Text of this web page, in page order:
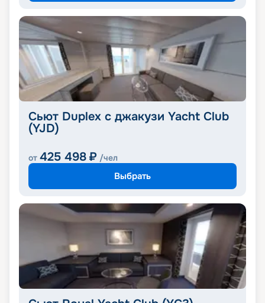
Сьют Duplex с джакузи Yacht Club
(YJD)
от 425 498 ₽ /чел
Выбрать